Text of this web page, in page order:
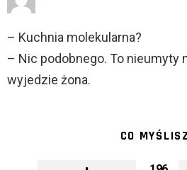
– Kuchnia molekularna?
– Nic podobnego. To nieumyty
wyjedzie żona.
CO